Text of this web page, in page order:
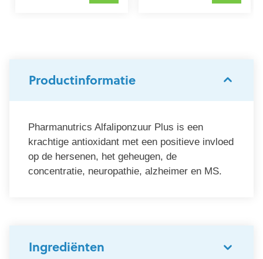
Productinformatie
Pharmanutrics Alfaliponzuur Plus is een
krachtige antioxidant met een positieve invloed
op de hersenen, het geheugen, de
concentratie, neuropathie, alzheimer en MS.
Ingrediënten